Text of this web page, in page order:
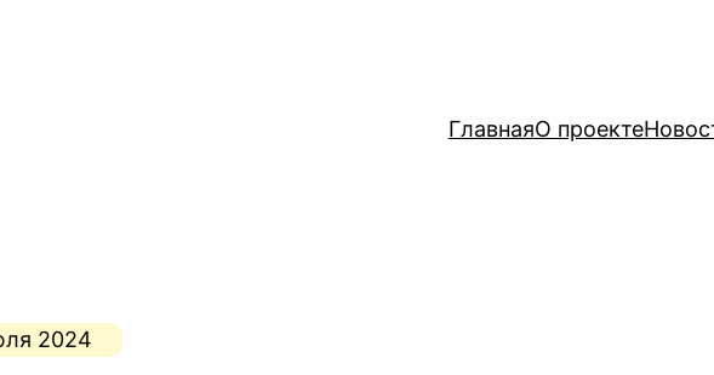
ГлавнаяО проекте
2024